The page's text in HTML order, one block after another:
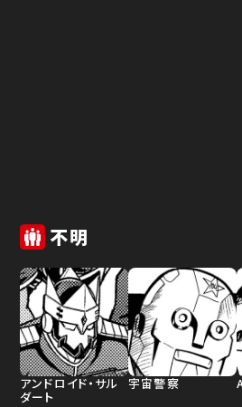
不明
アンドロイド・サル
ダート
宇宙警察